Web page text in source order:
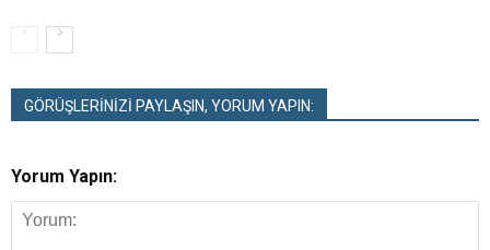
GÖRÜŞLERİNİZİ PAYLAŞIN, YORUM YAPIN:
Yorum Yapın: